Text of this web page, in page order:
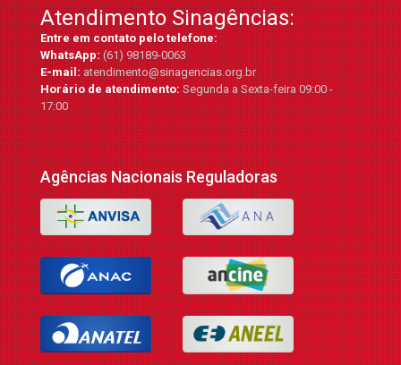
Atendimento Sinagências:
Entre em contato pelo telefone:
WhatsApp:(61) 98189-0063
E-mail:atendimento@sinagencias.org.br
Horário de atendimento:Segunda a Sexta-feira 09:00 -
17:00
Agências Nacionais Reguladoras